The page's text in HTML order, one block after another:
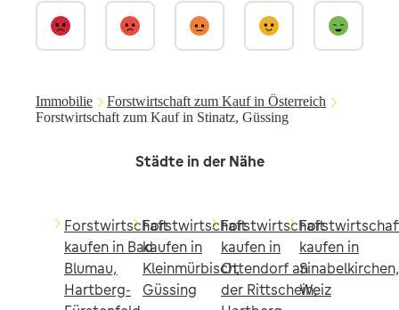
Immobilie
Forstwirtschaft zum Kauf in Österreich
Forstwirtschaft zum Kauf in Stinatz, Güssing
Städte in der Nähe
Forstwirtschaft
kaufen in Bad
Blumau,
Hartberg-
Forstwirtschaft
kaufen in
Kleinmürbisch,
Güssing
Forstwirtschaft
kaufen in
Ottendorf an
der Rittschein,
kaufen in
Sinabelkirchen,
Weiz